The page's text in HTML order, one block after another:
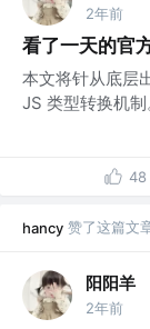
2年前
看了一天的官
本文将针从底层
JS 类型转换机
48
hancy 赞了这篇文
阳阳羊
2年前